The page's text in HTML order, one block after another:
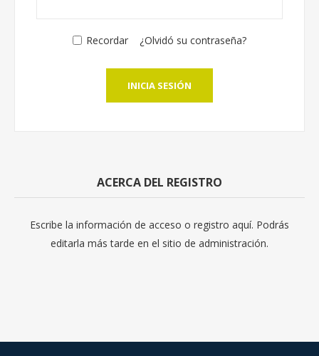
Recordar ¿Olvidó su contraseña?
INICIA SESIÓN
ACERCA DEL REGISTRO
Escribe la información de acceso o registro aquí. Podrás
editarla más tarde en el sitio de administración.